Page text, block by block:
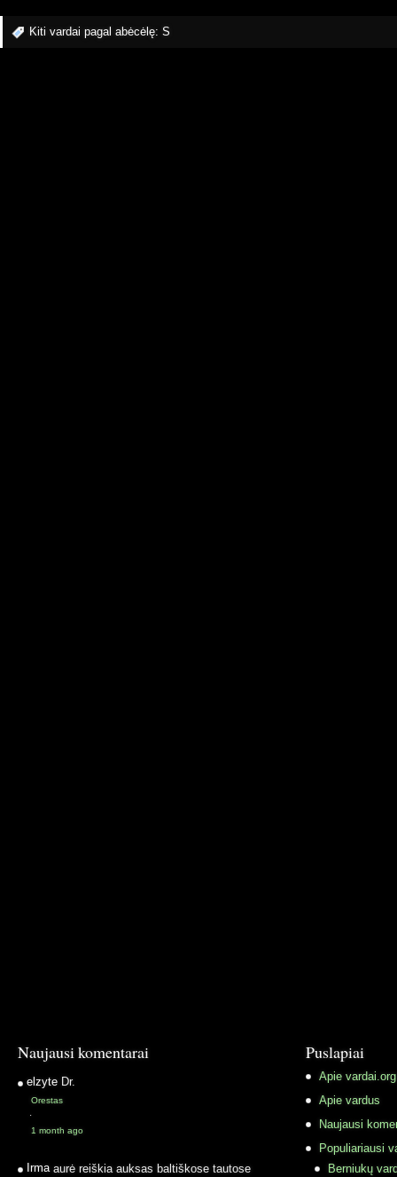
Kiti vardai pagal abėcėlę: S
Naujausi komentarai
elzyte Dr.
Orestas
·
1 month ago
Irma aurė reiškia auksas baltiškose tautose
Puslapiai
Apie vardai.org
Apie vardus
Naujausi
Populiariausi
Berniukų